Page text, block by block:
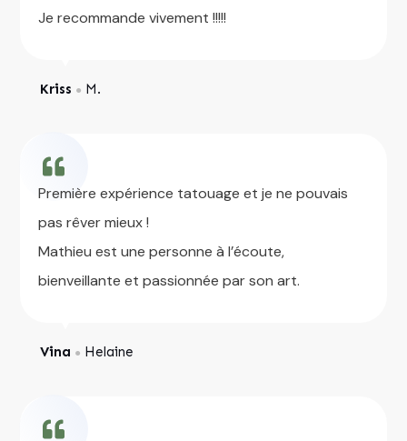
Je recommande vivement !!!!!
Kriss ● M.
Première expérience tatouage et je ne pouvais
pas rêver mieux !
Mathieu est une personne à l’écoute,
bienveillante et passionnée par son art.
Vina ● Helaine